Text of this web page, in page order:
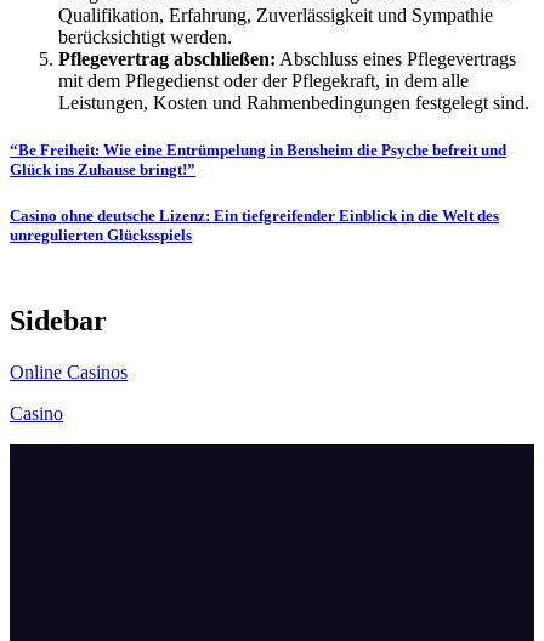
Qualifikation, Erfahrung, Zuverlässigkeit und Sympathie
berücksichtigt werden.
Pflegevertrag abschließen: Abschluss eines Pflegevertrags
mit dem Pflegedienst oder der Pflegekraft, in dem alle
Leistungen, Kosten und Rahmenbedingungen festgelegt sind.
Post
navigation
“Be Freiheit: Wie eine Entrümpelung in Bensheim die Psyche befreit und
Glück ins Zuhause bringt!”
Casino ohne deutsche Lizenz: Ein tiefgreifender Einblick in die Welt des
unregulierten Glücksspiels
Sidebar
Online Casinos
Casino